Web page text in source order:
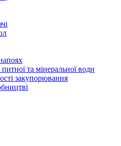
та мінеральної води
закупорювання